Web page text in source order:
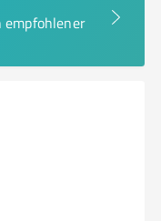
empfohlener